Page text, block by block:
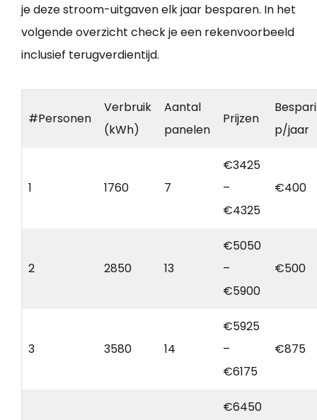
je deze stroom-uitgaven elk jaar besparen. In het
volgende overzicht check je een rekenvoorbeeld
inclusief terugverdientijd.
#Personen
Verbruik
(kWh)
Aantal
panelen
Prijzen
p/jaar
1 1760 7
€3425
–
€4325
€400
2 2850 13
€5050
–
€5900
€500
3 3580 14
€5925
–
€6175
€875
€6450